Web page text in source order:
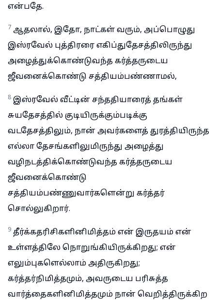
என்பதே.
7 ஆதலால், இதோ, நாட்கள் வரும், அப்பொழுது
இஸ்ரவேல் புத்திரரை எகிப்துதேசத்திலிருந்து
அழைத்துக்கொண்டுவந்த கர்த்தருடைய
ஜீவனைக்கொண்டு சத்தியம்பண்ணாமல்,
8 இஸ்ரவேல் வீட்டின் சந்ததியாரைத் தங்கள்
சுயதேசத்தில் குடியிருக்கும்படிக்கு
வடதேசத்திலும், நான் அவர்களைத் துரத்தியிருந்த
எல்லா தேசங்களிலுமிருந்து அழைத்து
வழிநடத்திக்கொண்டுவந்த கர்த்தருடைய
ஜீவனைக்கொண்டு
சத்தியம்பண்ணுவார்களென்று கர்த்தர்
சொல்லுகிறார்.
9 தீர்க்கதரிசிகளினிமித்தம் என் இருதயம் என்
உள்ளத்திலே நொறுங்கியிருக்கிறது; என்
எலும்புகளெல்லாம் அதிருகிறது;
கர்த்தர்நிமித்தமும், அவருடைய பரிசுத்த
வார்த்தைகளினிமித்தமும் நான் வெறித்திருக்கிற